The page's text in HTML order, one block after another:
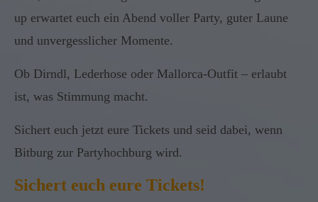
up erwartet euch ein Abend voller Party, guter Laune
und unvergesslicher Momente.
Ob Dirndl, Lederhose oder Mallorca-Outfit – erlaubt
ist, was Stimmung macht.
Sichert euch jetzt eure Tickets und seid dabei, wenn
Bitburg zur Partyhochburg wird.
Sichert euch eure Tickets!